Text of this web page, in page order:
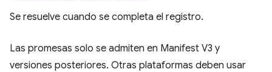
Se resuelve cuando se completa el registro.
Las promesas solo se admiten en Manifest V3 y
versiones posteriores. Otras plataformas deben usar